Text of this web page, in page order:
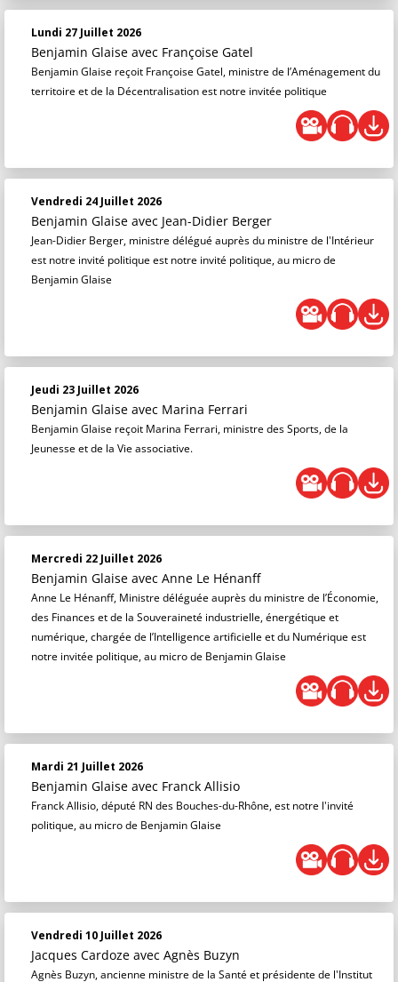
Lundi 27 Juillet 2026
Benjamin Glaise avec Françoise Gatel
Benjamin Glaise reçoit Françoise Gatel, ministre de l’Aménagement du
territoire et de la Décentralisation est notre invitée politique
Vendredi 24 Juillet 2026
Benjamin Glaise avec Jean-Didier Berger
Jean-Didier Berger, ministre délégué auprès du ministre de l'Intérieur
est notre invité politique est notre invité politique, au micro de
Benjamin Glaise
Jeudi 23 Juillet 2026
Benjamin Glaise avec Marina Ferrari
Benjamin Glaise reçoit Marina Ferrari, ministre des Sports, de la
Jeunesse et de la Vie associative.
Mercredi 22 Juillet 2026
Benjamin Glaise avec Anne Le Hénanff
Anne Le Hénanff, Ministre déléguée auprès du ministre de l’Économie,
des Finances et de la Souveraineté industrielle, énergétique et
numérique, chargée de l’Intelligence artificielle et du Numérique est
notre invitée politique, au micro de Benjamin Glaise
Mardi 21 Juillet 2026
Benjamin Glaise avec Franck Allisio
Franck Allisio, député RN des Bouches-du-Rhône, est notre l'invité
politique, au micro de Benjamin Glaise
Vendredi 10 Juillet 2026
Jacques Cardoze avec Agnès Buzyn
Agnès Buzyn, ancienne ministre de la Santé et présidente de l'Institut